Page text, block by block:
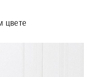
цвете